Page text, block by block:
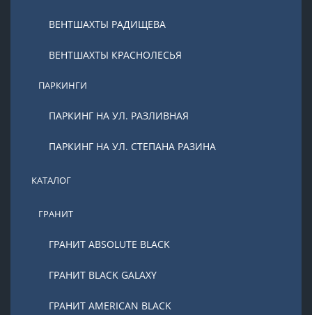
ВЕНТШАХТЫ РАДИЩЕВА
ВЕНТШАХТЫ КРАСНОЛЕСЬЯ
ПАРКИНГИ
ПАРКИНГ НА УЛ. РАЗЛИВНАЯ
ПАРКИНГ НА УЛ. СТЕПАНА РАЗИНА
КАТАЛОГ
ГРАНИТ
ГРАНИТ ABSOLUTE BLACK
ГРАНИТ BLACK GALAXY
ГРАНИТ AMERICAN BLACK